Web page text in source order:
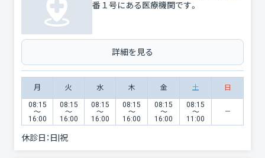
番１号にある医療機関です。
詳細を見る
月 火 水 木 金 土 日
08:15
〜
16:00
08:15
〜
16:00
08:15
〜
16:00
08:15
〜
16:00
08:15
〜
16:00
08:15
〜
11:00
休診日： 日|祝